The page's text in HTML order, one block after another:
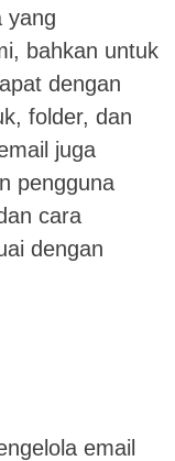
yang
bahkan untuk
dengan
folder, dan
juga
pengguna
cara
dengan
email